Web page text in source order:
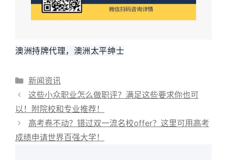
澳洲持牌代理，澳洲太平绅士
分
类
新闻资讯
这些小众职业怎么做职评？满足这些要求你也可
以！附院校和专业推荐！
高考卷不动？错过双一流名校offer？这里可用高考
成绩申请世界百强大学！